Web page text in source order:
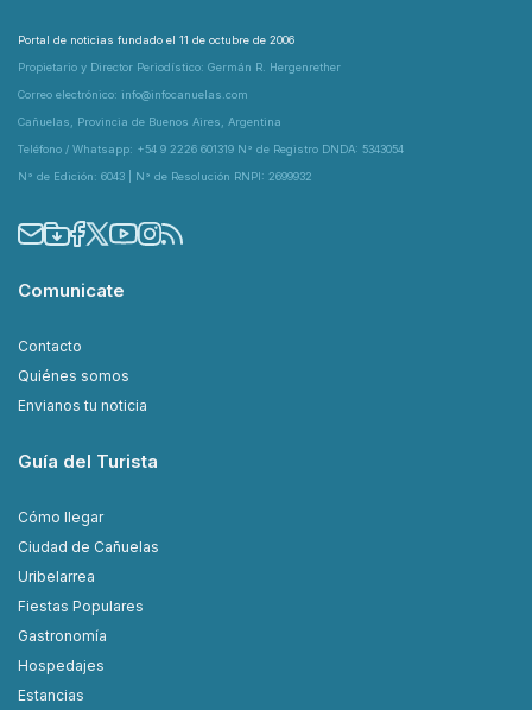
Portal de noticias fundado el 11 de octubre de 2006
Propietario y Director Periodístico: Germán R. Hergenrether
Correo electrónico: info@infocanuelas.com
Cañuelas, Provincia de Buenos Aires, Argentina
Teléfono / Whatsapp: +54 9 2226 601319 N° de Registro DNDA: 5343054
N° de Edición: 6043 | N° de Resolución RNPI: 2699932
Comunicate
Contacto
Quiénes somos
Envianos tu noticia
Guía del Turista
Cómo llegar
Ciudad de Cañuelas
Uribelarrea
Fiestas Populares
Gastronomía
Hospedajes
Estancias